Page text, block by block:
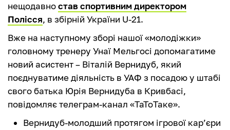
нещодавностав спортивним директором
Полісся, в збірній України U-21.
Вже на наступному зборі нашої «молодіжки»
головному тренеру Унаї Мельгосі допомагатиме
новий асистент – Віталій Вернидуб, який
поєднуватиме діяльність в УАФ з посадою у штабі
свого батька Юрія Вернидуба в Кривбасі,
повідомляє телеграм-канал «ТаТоТаке».
Вернидуб-молодший протягом ігрової кар’єри